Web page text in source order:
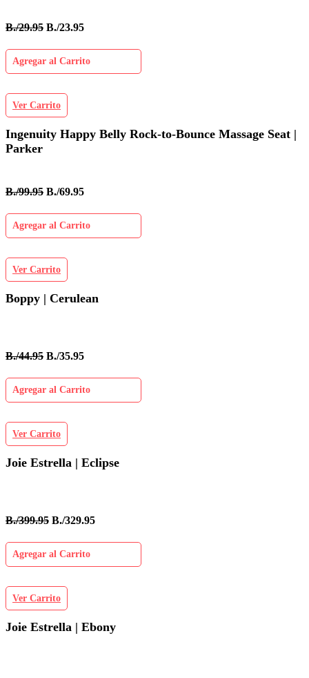
B./29.95 B./23.95
Agregar al Carrito
Ver Carrito
Ingenuity Happy Belly Rock-to-Bounce Massage Seat |
Parker
B./99.95 B./69.95
Agregar al Carrito
Ver Carrito
Boppy | Cerulean
B./44.95 B./35.95
Agregar al Carrito
Ver Carrito
Joie Estrella | Eclipse
B./399.95 B./329.95
Agregar al Carrito
Ver Carrito
Joie Estrella | Ebony